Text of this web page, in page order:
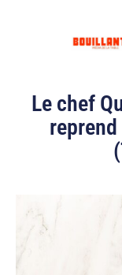
Le chef